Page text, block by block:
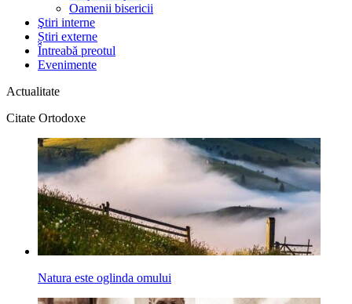
Oamenii bisericii
Ştiri interne
Știri externe
Întreabă preotul
Evenimente
Actualitate
Citate Ortodoxe
Natura este oglinda omului